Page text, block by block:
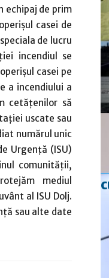
echipaj de prim
casei de
de lucru
incendiul se
casei pe
a incendiului a
cetățenilor să
uscate sau
numărul unic
Urgență (ISU)
comunității,
mediul
al ISU Dolj.
sau alte date